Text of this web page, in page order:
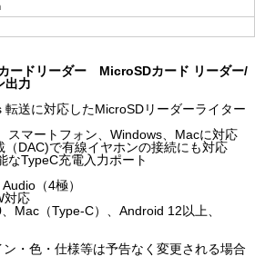
ードリーダー MicroSDカード リーダー/
出力
送に対応したMicroSDリーダーライター
マートフォン、Windows、Macに対応
DAC)で有線イヤホンの接続にも対応
TypeC充電入力ポート
（4極）
対応
Mac（Type-C）、Android 12以上、
・色・仕様等は予告なく変更される場合